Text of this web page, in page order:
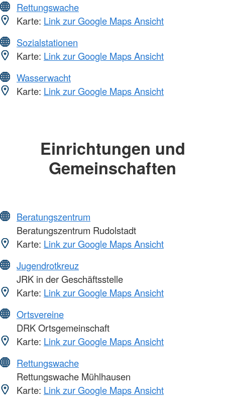
Rettungswache
Karte: Link zur Google Maps Ansicht
Sozialstationen
Karte: Link zur Google Maps Ansicht
Wasserwacht
Karte: Link zur Google Maps Ansicht
Einrichtungen und
Gemeinschaften
Beratungszentrum
Beratungszentrum Rudolstadt
Karte: Link zur Google Maps Ansicht
Jugendrotkreuz
JRK in der Geschäftsstelle
Karte: Link zur Google Maps Ansicht
Ortsvereine
DRK Ortsgemeinschaft
Karte: Link zur Google Maps Ansicht
Rettungswache
Rettungswache Mühlhausen
Karte: Link zur Google Maps Ansicht